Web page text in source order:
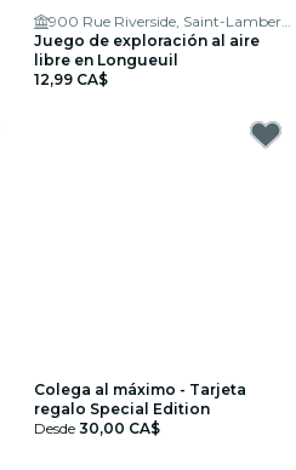
900 Rue Riverside, Saint-Lambert, QC J4P 3P2, Canada
Juego de exploración al aire
libre en Longueuil
12,99 CA$
Colega al máximo - Tarjeta
regalo Special Edition
Desde 30,00 CA$